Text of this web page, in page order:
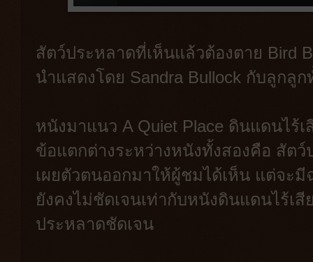
สัตว์ประหลาดที่เห็นแล้วต้องตาย Bird
นำแสดงโดย Sandra Bullock กับลูกลู
หนังมาแนว A Quiet Place ดินแดนไร้เ
ข้อแตกต่างระหว่างหนังทั้งสองคือ สัต
เผยตัวตนออกมาให้ผู้ชมได้เห็น แต่จะ
ยังคงไม่ชัดเจนเท่ากับหนังดินแดนไร้เ
ประหลาดชัดเจน